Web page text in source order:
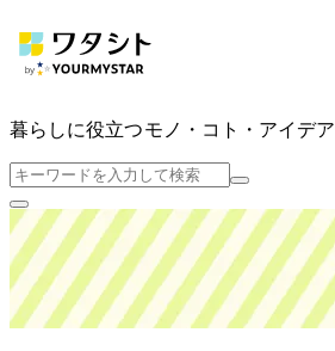
暮らしに役立つモノ・コト・アイデア